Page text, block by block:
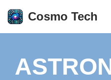
Aller
Cosmo Tech